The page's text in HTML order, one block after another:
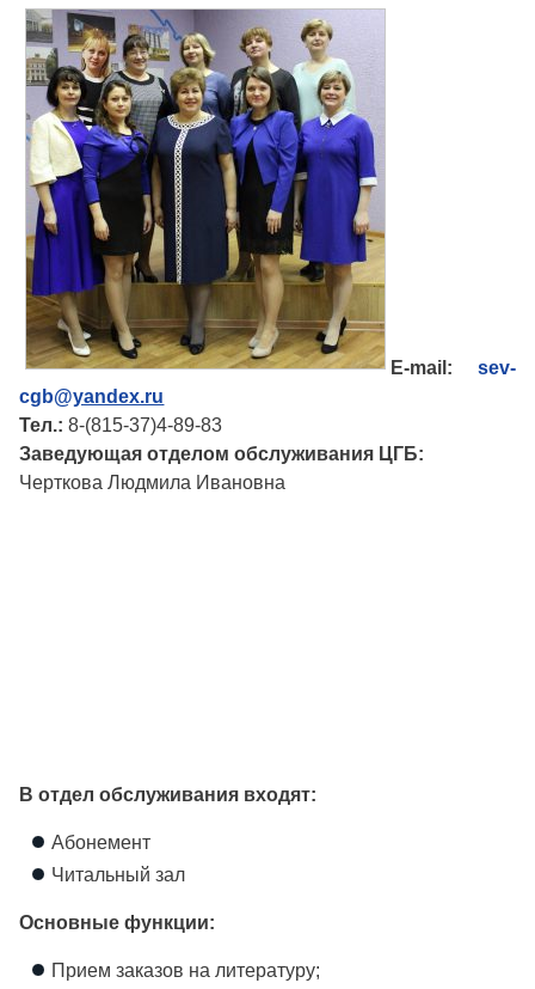
E-mail: sev-
cgb@yandex.ru
Тел.:8-(815-37)4-89-83
Заведующая отделом обслуживания ЦГБ:
Черткова Людмила Ивановна
В отдел обслуживания входят:
Абонемент
Читальный зал
Основные функции:
Прием заказов на литературу;